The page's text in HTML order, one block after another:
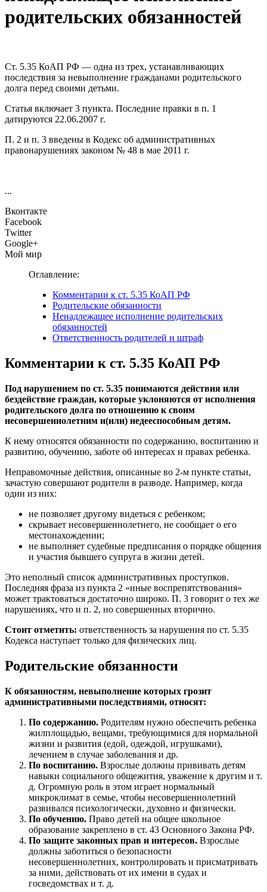
родительских обязанностей
Ст. 5.35 КоАП РФ — одна из трех, устанавливающих
последствия за невыполнение гражданами родительского
долга перед своими детьми.
Статья включает 3 пункта. Последние правки в п. 1
датируются 22.06.2007 г.
П. 2 и п. 3 введены в Кодекс об административных
правонарушениях законом № 48 в мае 2011 г.
...
Вконтакте
Facebook
Twitter
Google+
Мой мир
Оглавление:
Комментарии к ст. 5.35 КоАП РФ
Родительские обязанности
Ненадлежащее исполнение родительских
обязанностей
Ответственность родителей и штраф
Комментарии к ст. 5.35 КоАП РФ
Под нарушением по ст. 5.35 понимаются действия или
бездействие граждан, которые уклоняются от исполнения
родительского долга по отношению к своим
несовершеннолетним и(или) недееспособным детям.
К нему относятся обязанности по содержанию, воспитанию и
развитию, обучению, заботе об интересах и правах ребенка.
Неправомочные действия, описанные во 2-м пункте статьи,
зачастую совершают родители в разводе. Например, когда
один из них:
не позволяет другому видеться с ребенком;
скрывает несовершеннолетнего, не сообщает о его
местонахождении;
не выполняет судебные предписания о порядке общения
и участия бывшего супруга в жизни детей.
Это неполный список административных проступков.
Последняя фраза из пункта 2 «иные воспрепятствования»
может трактоваться достаточно широко. П. 3 говорит о тех же
нарушениях, что и п. 2, но совершенных вторично.
Стоит отметить: ответственность за нарушения по ст. 5.35
Кодекса наступает только для физических лиц.
Родительские обязанности
К обязанностям, невыполнение которых грозит
административными последствиями, относят:
По содержанию. Родителям нужно обеспечить ребенка
жилплощадью, вещами, требующимися для нормальной
жизни и развития (едой, одеждой, игрушками),
лечением в случае заболевания и др.
По воспитанию. Взрослые должны прививать детям
навыки социального общежития, уважение к другим и т.
д. Огромную роль в этом играет нормальный
микроклимат в семье, чтобы несовершеннолетний
развивался психологически, духовно и физически.
По обучению. Право детей на общее школьное
образование закреплено в ст. 43 Основного Закона РФ.
По защите законных прав и интересов. Взрослые
должны заботиться о безопасности
несовершеннолетних, контролировать и присматривать
за ними, действовать от их имени в судах и
госведомствах и т. д.